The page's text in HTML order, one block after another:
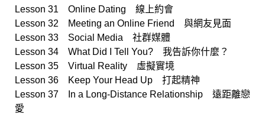
Lesson 31 Online Dating 線上約會
Lesson 32 Meeting an Online Friend 與網友見面
Lesson 33 Social Media 社群媒體
Lesson 34 What Did I Tell You? 我告訴你什麼？
Lesson 35 Virtual Reality 虛擬實境
Lesson 36 Keep Your Head Up 打起精神
Lesson 37 In a Long-Distance Relationship 遠距離戀
愛